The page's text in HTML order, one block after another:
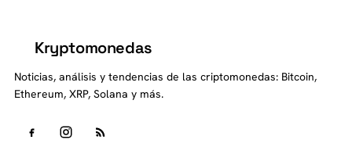
Kryptomonedas
Noticias, análisis y tendencias de las criptomonedas: Bitcoin,
Ethereum, XRP, Solana y más.